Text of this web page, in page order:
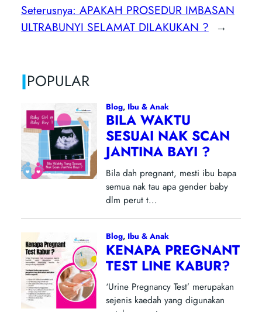
Seterusnya: APAKAH PROSEDUR IMBASAN
ULTRABUNYI SELAMAT DILAKUKAN ? →
|POPULAR